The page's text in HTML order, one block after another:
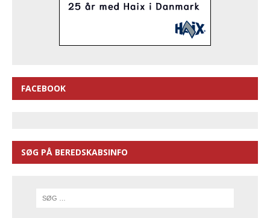
FACEBOOK
SØG PÅ BEREDSKABSINFO